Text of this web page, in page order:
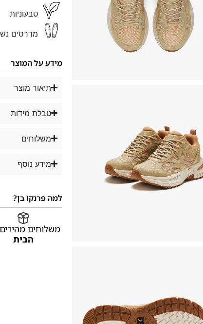
טבעוניות
מדרסים
מידע על המוצר
תיאור מוצר
טבלת מידות
משלוחים
מידע נוסף
למה פרנקו בן?
משלוחים
הבית